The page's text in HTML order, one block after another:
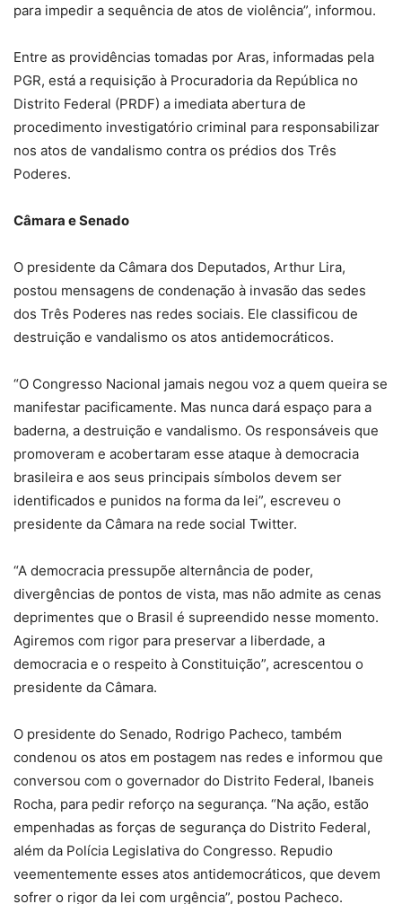
para impedir a sequência de atos de violência”, informou.
Entre as providências tomadas por Aras, informadas pela
PGR, está a requisição à Procuradoria da República no
Distrito Federal (PRDF) a imediata abertura de
procedimento investigatório criminal para responsabilizar
nos atos de vandalismo contra os prédios dos Três
Poderes.
Câmara e Senado
O presidente da Câmara dos Deputados, Arthur Lira,
postou mensagens de condenação à invasão das sedes
dos Três Poderes nas redes sociais. Ele classificou de
destruição e vandalismo os atos antidemocráticos.
“O Congresso Nacional jamais negou voz a quem queira se
manifestar pacificamente. Mas nunca dará espaço para a
baderna, a destruição e vandalismo. Os responsáveis que
promoveram e acobertaram esse ataque à democracia
brasileira e aos seus principais símbolos devem ser
identificados e punidos na forma da lei”, escreveu o
presidente da Câmara na rede social Twitter.
“A democracia pressupõe alternância de poder,
divergências de pontos de vista, mas não admite as cenas
deprimentes que o Brasil é supreendido nesse momento.
Agiremos com rigor para preservar a liberdade, a
democracia e o respeito à Constituição”, acrescentou o
presidente da Câmara.
O presidente do Senado, Rodrigo Pacheco, também
condenou os atos em postagem nas redes e informou que
conversou com o governador do Distrito Federal, Ibaneis
Rocha, para pedir reforço na segurança. “Na ação, estão
empenhadas as forças de segurança do Distrito Federal,
além da Polícia Legislativa do Congresso. Repudio
veementemente esses atos antidemocráticos, que devem
sofrer o rigor da lei com urgência”, postou Pacheco.